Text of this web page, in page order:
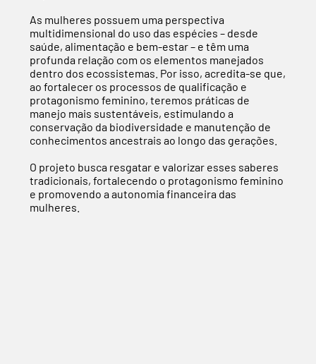
As mulheres possuem uma perspectiva
multidimensional do uso das espécies – desde
saúde, alimentação e bem-estar – e têm uma
profunda relação com os elementos manejados
dentro dos ecossistemas. Por isso, acredita-se que,
ao fortalecer os processos de qualificação e
protagonismo feminino, teremos práticas de
manejo mais sustentáveis, estimulando a
conservação da biodiversidade e manutenção de
conhecimentos ancestrais ao longo das gerações.
O projeto busca resgatar e valorizar esses saberes
tradicionais, fortalecendo o protagonismo feminino
e promovendo a autonomia financeira das
mulheres.